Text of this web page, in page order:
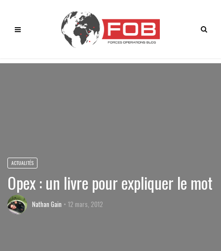
ACTUALITÉS
Opex : un livre pour expliquer le mot
Nathan Gain 12 mars, 2012